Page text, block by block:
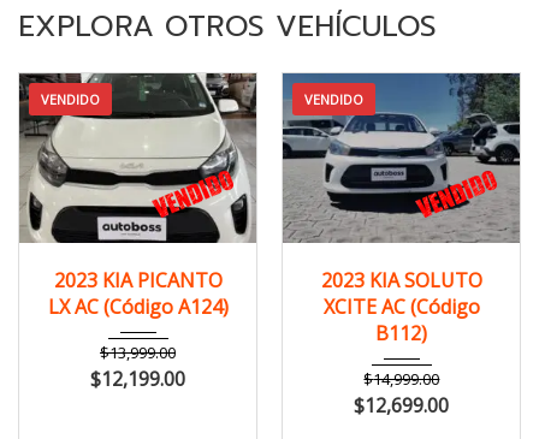
EXPLORA OTROS VEHÍCULOS
VENDIDO
125,000 km
2023 KIA PICANTO
LX AC (Código A124)
$13,999.00
$12,199.00
VENDIDO
120,000 km
2023 KIA SOLUTO
XCITE AC (Código
B112)
$14,999.00
$12,699.00